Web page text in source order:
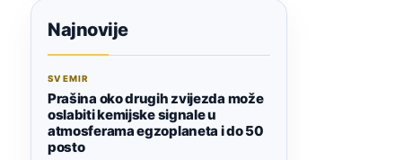
Najnovije
SVEMIR
Prašina oko drugih zvijezda može
oslabiti kemijske signale u
atmosferama egzoplaneta i do 50
posto